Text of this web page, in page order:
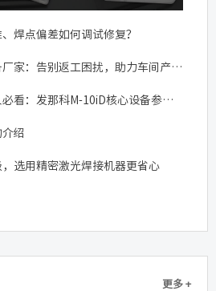
焊点偏差如何调试修复？
：告别返工困扰，助力车间产能跃升
那科M-10iD核心设备参数与产线适配指南
绍
选用精密激光焊接机器更省心
更多 +